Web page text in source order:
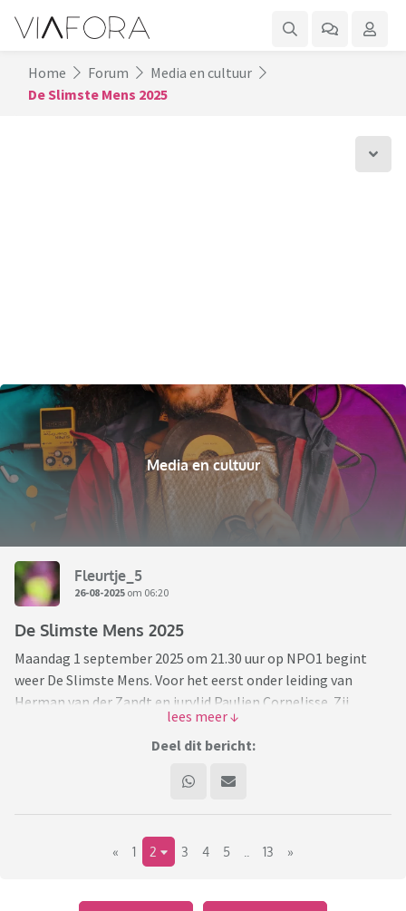
Home Forum
Media en cultuur
De Slimste Mens 2025
Media en cultuur
Fleurtje_5
26-08-2025 om 06:20
De Slimste Mens 2025
Maandag 1 september 2025 om 21.30 uur op NPO1 begint
weer De Slimste Mens. Voor het eerst onder leiding van
Herman van der Zandt en jurylid Paulien Cornelisse. Zij
hebben de tv-quiz in het 26e seizoen overgenomen van het
Slimste Mens-duo Maarten van Rossem en Philip Freriks.
Dit zijn de nieuwe kandidaten:
https://kro-ncrv.nl/programmas/de-slimste-mens/nieuwe-
kandidaten-zomerseizoen-2025
Deel dit bericht:
« 1 2 3 4 5 13 »